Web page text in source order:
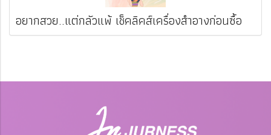
อยากสวย..แต่กลัวแพ้ เช็คลิคส์เครื่องสำอางก่อนซื้อ